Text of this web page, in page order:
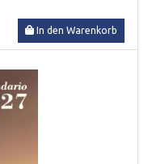
In den Warenkorb